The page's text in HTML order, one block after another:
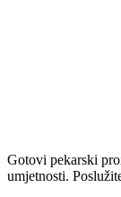
Gotovi pekarski
umjetnosti.